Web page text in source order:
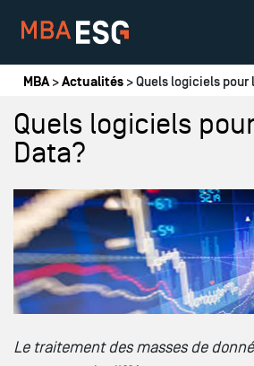
Vous êtes ici
MBA>Actualités > Quels logiciels pour
Quels logiciels
Data?
Le traitement des masses de